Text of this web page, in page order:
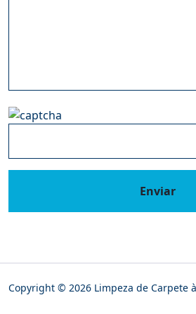
Enviar
Copyright © 2026 Limpeza de Carpete